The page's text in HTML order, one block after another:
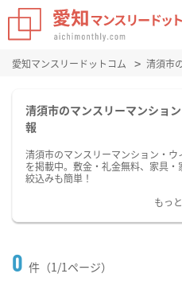
愛知マンスリードットコム 清須市
清須市のマンスリーマンショ
報
清須市のマンスリーマンション・
を掲載中。敷金・礼金無料、家具
絞込みも簡単！
もっ
0 件（1/1ページ）